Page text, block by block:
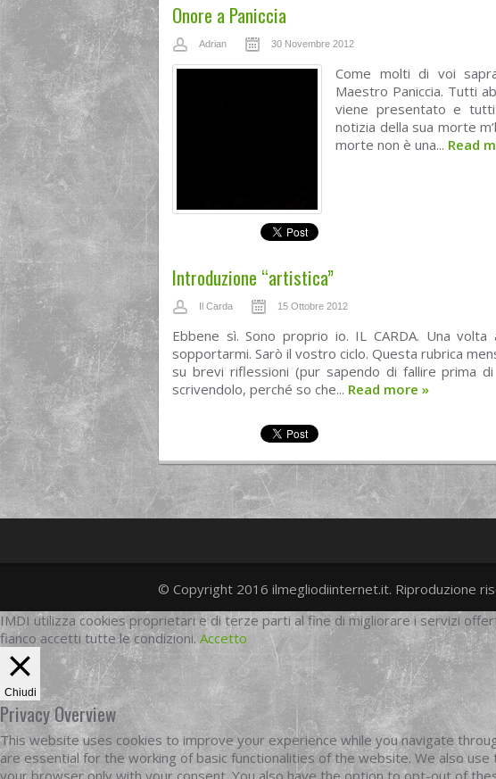
Onore a Paniccia
Adrian 30 Novembre 2012
Come molti di voi
Maestro Paniccia. Tutti
viene presentato e tutti
notizia della sua morte
morte non è una... Read
Introduzione “artistica”
Il Carda 15 Ottobre 2012
Ebbene sì. Sono proprio io. IL CARDA. Una
sopportarmi. Sarò il vostro ciclo. Questa rubrica
su brevi riflessioni (pur sapendo di fallire prima di
scrivendolo, perché so che... Read more »
© Copyright 2016 ilmegliodiinternet.it. Riproduzione
IMDI utilizza cookies proprietari e di terze parti al fine di migliorare i servizi
fianco accetti tutte le condizioni.Accetto
Chiudi
Privacy Overview
This website uses cookies to improve your experience while you navigate
are essential for the working of basic functionalities of the website. We also
your browser only with your consent. You also have the option to opt-out of